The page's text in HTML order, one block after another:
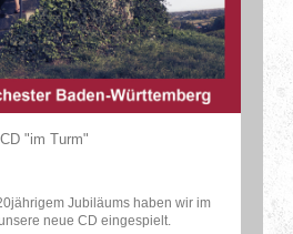
CD "im Turm"
Jubiläums haben wir im
neue CD eingespielt.